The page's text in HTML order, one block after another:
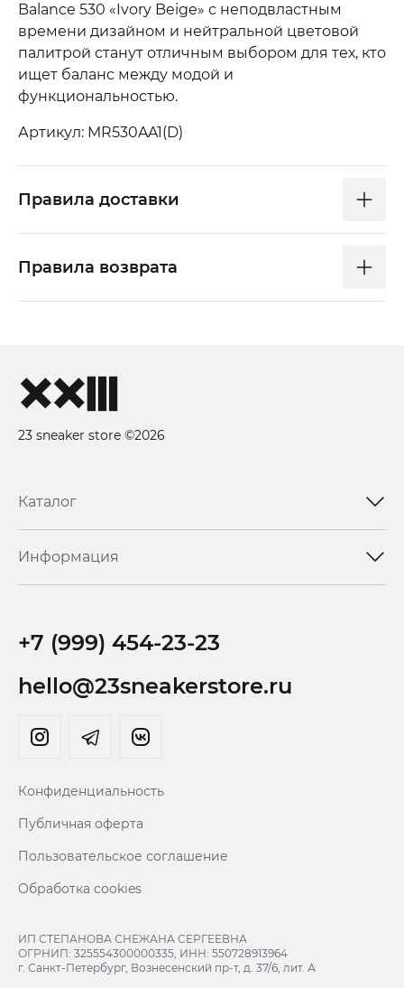
Balance 530 «Ivory Beige» с неподвластным
времени дизайном и нейтральной цветовой
палитрой станут отличным выбором для тех, кто
ищет баланс между модой и
функциональностью.
Артикул: MR530AA1(D)
Правила доставки
Правила возврата
23 sneaker store ©2026
Каталог
Информация
+7 (999) 454-23-23
hello@23sneakerstore.ru
Конфиденциальность
Публичная оферта
Пользовательское соглашение
Обработка cookies
ИП СТЕПАНОВА СНЕЖАНА СЕРГЕЕВНА
ОГРНИП: 325554300000335, ИНН: 550728913964
г. Санкт-Петербург, Вознесенский пр-т, д. 37/6, лит. А